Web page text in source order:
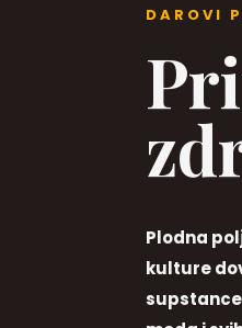
DAROVI
Plodna
kulture